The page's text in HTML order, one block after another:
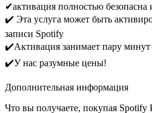
✔активация полностью
✔️ Эта услуга может быть
записи Spotify
✔️Активация занимает пару минут
✔️У нас разумные цены!
Дополнительная информация
Что вы получаете, покупая Spotify